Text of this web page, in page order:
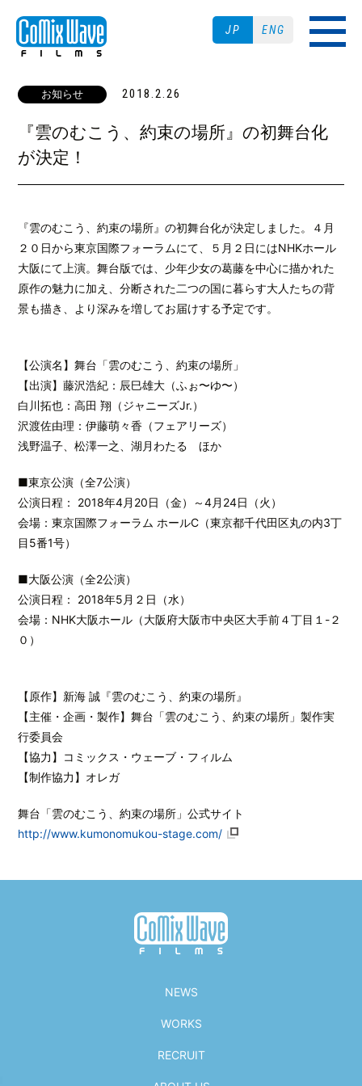
JP ENG
お知らせ 2018.2.26
『雲のむこう、約束の場所』の初舞台化
が決定！
『雲のむこう、約束の場所』の初舞台化が決定しました。４月
２０日から東京国際フォーラムにて、５月２日にはNHKホール
大阪にて上演。舞台版では、少年少女の葛藤を中心に描かれた
原作の魅力に加え、分断された二つの国に暮らす大人たちの背
景も描き、より深みを増してお届けする予定です。
【公演名】舞台「雲のむこう、約束の場所」
【出演】藤沢浩紀：辰巳雄大（ふぉ〜ゆ〜）
白川拓也：高田 翔（ジャニーズJr.）
沢渡佐由理：伊藤萌々香（フェアリーズ）
浅野温子、松澤一之、湖月わたる ほか
■東京公演（全7公演）
公演日程： 2018年4月20日（金）～4月24日（火）
会場：東京国際フォーラム ホールC（東京都千代田区丸の内3丁
目5番1号）
■大阪公演（全2公演）
公演日程： 2018年5月２日（水）
会場：NHK大阪ホール（大阪府大阪市中央区大手前４丁目１-２
０）
【原作】新海 誠『雲のむこう、約束の場所』
【主催・企画・製作】舞台「雲のむこう、約束の場所」製作実
行委員会
【協力】コミックス・ウェーブ・フィルム
【制作協力】オレガ
舞台「雲のむこう、約束の場所」公式サイト
http://www.kumonomukou-stage.com/
NEWS
WORKS
RECRUIT